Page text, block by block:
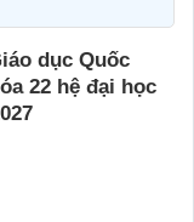
dục Quốc
22 hệ đại học